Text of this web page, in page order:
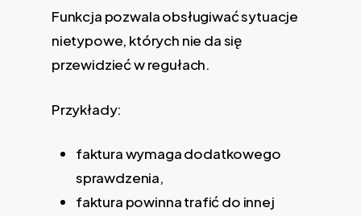
Funkcja pozwala obsługiwać sytuacje
nietypowe, których nie da się
przewidzieć w regułach.
Przykłady:
faktura wymaga dodatkowego
sprawdzenia,
faktura powinna trafić do innej